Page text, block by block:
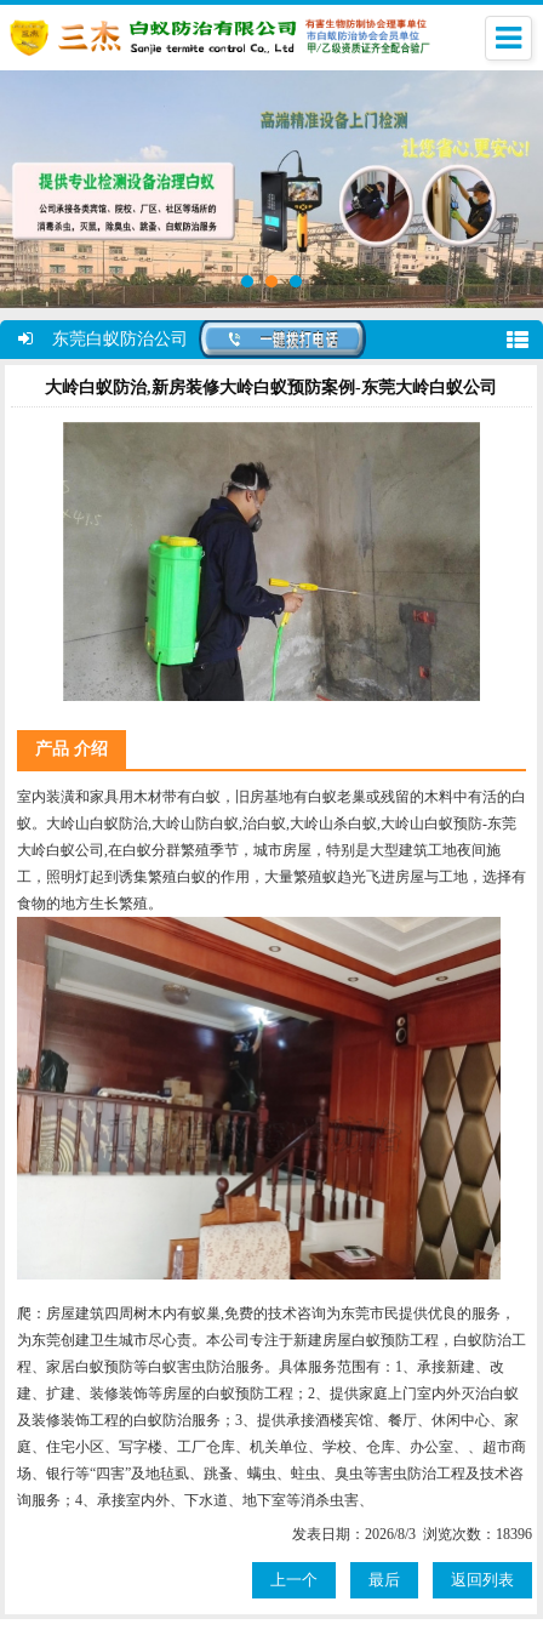
东莞白蚁防治公司
大岭白蚁防治,新房装修大岭白蚁预防案例-东莞大岭白蚁公司
产品 介绍
室内装潢和家具用木材带有白蚁，旧房基地有白蚁老巢或残留的木料中有活的白
蚁。大岭山白蚁防治,大岭山防白蚁,治白蚁,大岭山杀白蚁,大岭山白蚁预防-东莞
大岭白蚁公司,在白蚁分群繁殖季节，城市房屋，特别是大型建筑工地夜间施
工，照明灯起到诱集繁殖白蚁的作用，大量繁殖蚁趋光飞进房屋与工地，选择有
食物的地方生长繁殖。
爬：房屋建筑四周树木内有蚁巢,免费的技术咨询为东莞市民提供优良的服务，
为东莞创建卫生城市尽心责。本公司专注于新建房屋白蚁预防工程，白蚁防治工
程、家居白蚁预防等白蚁害虫防治服务。具体服务范围有：1、承接新建、改
建、扩建、装修装饰等房屋的白蚁预防工程；2、提供家庭上门室内外灭治白蚁
及装修装饰工程的白蚁防治服务；3、提供承接酒楼宾馆、餐厅、休闲中心、家
庭、住宅小区、写字楼、工厂仓库、机关单位、学校、仓库、办公室、、超市商
场、银行等“四害”及地毡虱、跳蚤、螨虫、蛀虫、臭虫等害虫防治工程及技术咨
询服务；4、承接室内外、下水道、地下室等消杀虫害、
发表日期：2026/8/3 浏览次数：18396
上一个 最后 返回列表